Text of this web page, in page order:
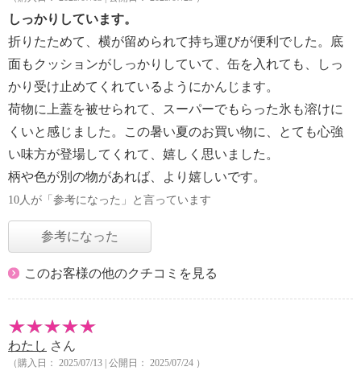
しっかりしています。
折りたためて、横が留められて持ち運びが便利でした。底
面もクッションがしっかりしていて、缶を入れても、しっ
かり受け止めてくれているようにかんじます。
荷物に上蓋を被せられて、スーパーでもらった氷も溶けに
くいと感じました。この暑い夏のお買い物に、とても心強
い味方が登場してくれて、嬉しく思いました。
柄や色が別の物があれば、より嬉しいです。
10人が「参考になった」と言っています
参考になった
このお客様の他のクチコミを見る
わたし さん
（購入日： 2025/07/13 | 公開日： 2025/07/24 ）